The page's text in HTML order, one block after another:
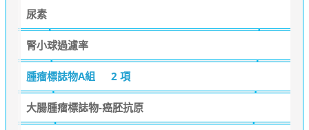
尿素
腎小球過濾率
腫瘤標誌物A組 2 項
大腸腫瘤標誌物-癌胚抗原